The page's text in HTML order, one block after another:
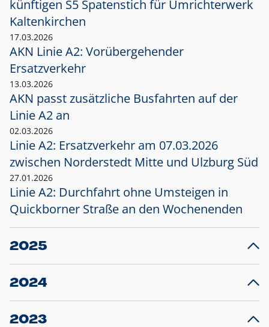
künftigen S5 Spatenstich für Umrichterwerk
Kaltenkirchen
17.03.2026
AKN Linie A2: Vorübergehender
Ersatzverkehr
13.03.2026
AKN passt zusätzliche Busfahrten auf der
Linie A2 an
02.03.2026
Linie A2: Ersatzverkehr am 07.03.2026
zwischen Norderstedt Mitte und Ulzburg Süd
27.01.2026
Linie A2: Durchfahrt ohne Umsteigen in
Quickborner Straße an den Wochenenden
2025
23.12.2025
Projekt S5: Start der Bauarbeiten am
2024
10.12.2024
Großprojekt S5: Sperrung der Bahnstraße in
2023